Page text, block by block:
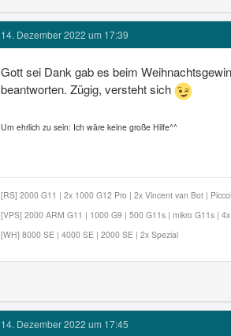
14. Dezember 2022 um 17:39
Gott sei Dank gab es beim
beantworten. Zügig, versteht sich
Um ehrlich zu sein: Ich wäre keine große Hilfe^^
[RS] 2000 G11 | 2x 1000 G12 Pro | 2x Vincent van Bot |
[VPS] 2000 ARM G11 | 1000 G9 | 500 G11s | mikro G11s |
[WH] 8000 SE | 4000 SE | 2000 SE | 2x Spezial
14. Dezember 2022 um 17:45